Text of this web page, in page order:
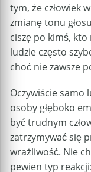
tym, że człowiek
zmianę tonu
ciszę po kimś, kto
ludzie często
choć nie zawsze
Oczywiście samo
osoby głęboko
być trudnym
zatrzymywać się
wrażliwość. Nie
pewien typ